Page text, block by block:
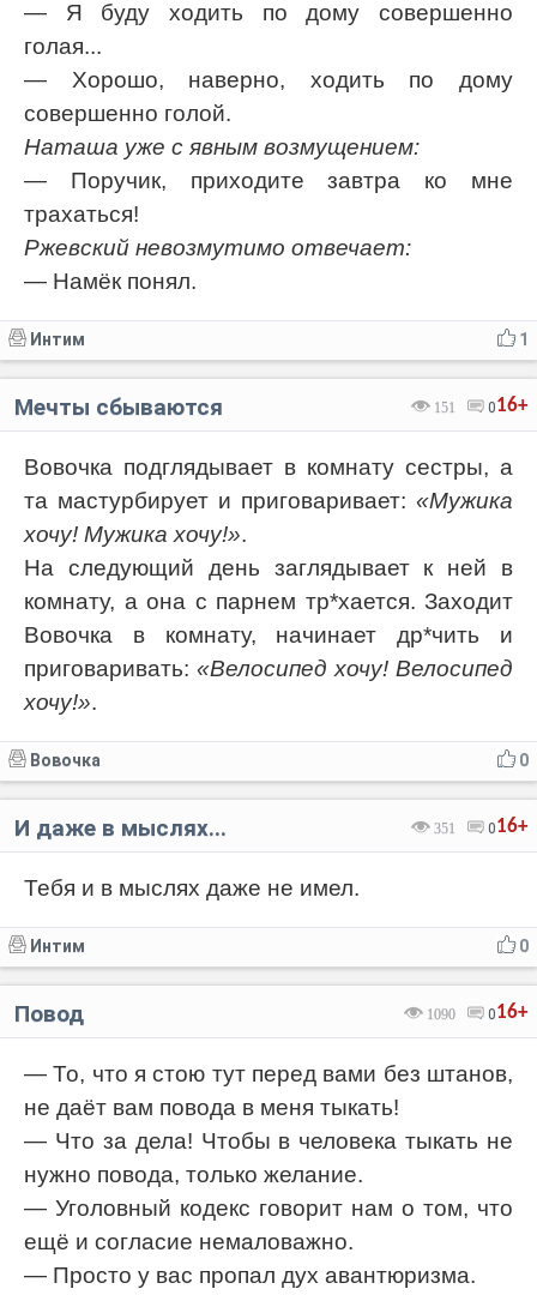
— Я буду ходить по дому совершенно
голая...
— Хорошо, наверно, ходить по дому
совершенно голой.
Наташа уже с явным возмущением:
— Поручик, приходите завтра ко мне
тpaxаться!
Ржевский невозмутимо отвечает:
— Намёк понял.
1
Интим
16+
151 0
Мечты сбываются
Вовочка подглядывает в комнату сестры, а
та мастурбирует и приговаривает: «Мужика
хочу! Мужика хочу!».
На следующий день заглядывает к ней в
комнату, а она с парнем тр*хается. Заходит
Вовочка в комнату, начинает др*чить и
приговаривать: «Велосипед хочу! Велосипед
хочу!».
0
Вовочка
16+
351 0
И даже в мыслях...
Тебя и в мыслях даже не имел.
0
Интим
16+
1090 0
Повод
— То, что я стою тут перед вами без штанов,
не даёт вам повода в меня тыкать!
— Что за дела! Чтобы в человека тыкать не
нужно повода, только желание.
— Уголовный кодекс говорит нам о том, что
ещё и согласие немаловажно.
— Просто у вас пропал дух авантюризма.